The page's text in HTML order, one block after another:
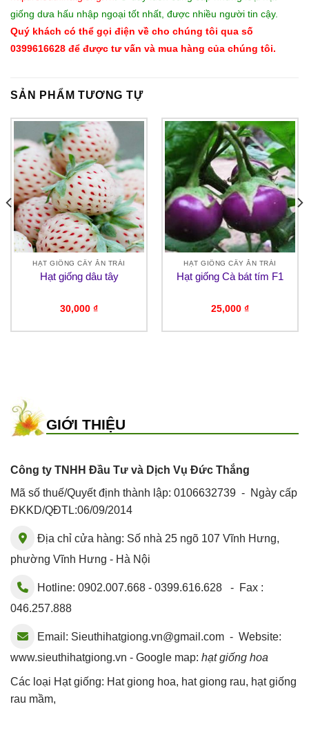
giống dưa hấu nhập ngoại tốt nhất, được nhiều người tin cậy.
Quý khách có thể gọi điện về cho chúng tôi qua số
0399616628 để được tư vấn và mua hàng của chúng tôi.
SẢN PHẨM TƯƠNG TỰ
HẠT GIỐNG CÂY ĂN TRÁI
Hạt giống dâu tây
30,000 ₫
HẠT GIỐNG CÂY ĂN TRÁI
Hạt giống Cà bát tím F1
25,000 ₫
GIỚI THIỆU
Công ty TNHH Đầu Tư và Dịch Vụ Đức Thắng
Mã số thuế/Quyết định thành lập: 0106632739 - Ngày cấp
ĐKKD/QĐTL:06/09/2014
Địa chỉ cửa hàng: Số nhà 25 ngõ 107 Vĩnh Hưng,
phường Vĩnh Hưng - Hà Nội
Hotline: 0902.007.668 - 0399.616.628 - Fax :
046.257.888
Email: Sieuthihatgiong.vn@gmail.com - Website:
www.sieuthihatgiong.vn - Google map: hạt giống hoa
Các loại Hạt giống: Hat giong hoa, hat giong rau, hạt giống
rau mầm,